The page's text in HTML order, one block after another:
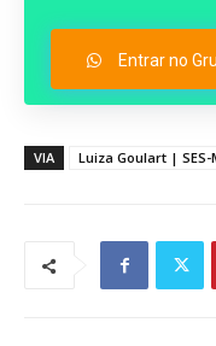
Entrar no
VIA Luiza Goulart | SES-